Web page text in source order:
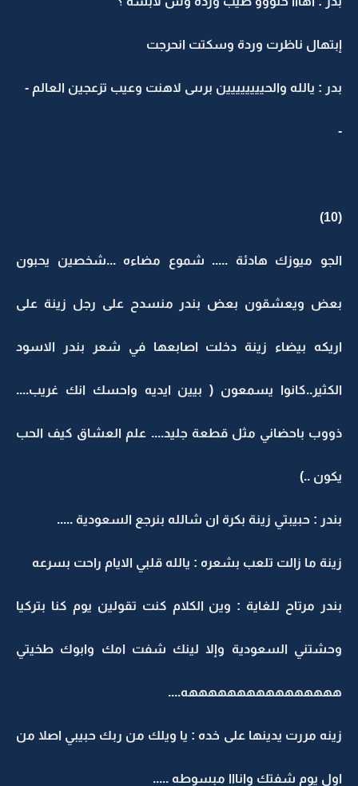
إبتهال ناظرت وردة وسكتت انحرجت
بدر : يالله والحيييييييين برىىى لاهنت وعيب تزعجين العالم -
-
(10)
الجو ميوزك هادئة ..... شموع مضاءه ...شخصين يحبون
بعض ويعشقون بعض بندر منسدح على رجل زينة على
اريكه بيضاء زينة دخلت اصابعها في شعر بندر الاسود
الكثير..كانوا يسمعون ( بيين ايديه واحسك انك غريب....
ذووب باحضاني مثل قطعة جليد.... علم العشاق كيف الحب
يكون ..)
بندر : حبيبتي زينة بكرة ان شالله بنرجع السعودية .....
زينة ما زالت تلعب بشعره : يالله قلبي الايام راحت بسرعه
بندر مرتاح للغاية : وين الكلام كنت تقولين يوم كنا بتركيا
وحشتني السعودية وإلا لينك شفت امك وابوك طخيتي
ههههههههههههههههه....
زينه مررت يدينها على خده : يا ويلك من ربك حبيبي اصلا من
اول يوم شفتك وانااا مبسوطه .....